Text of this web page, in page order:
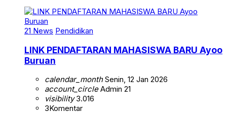
21 News Pendidikan
LINK PENDAFTARAN MAHASISWA BARU Ayoo
Buruan
calendar_monthSenin, 12 Jan 2026
account_circleAdmin 21
visibility3.016
3Komentar